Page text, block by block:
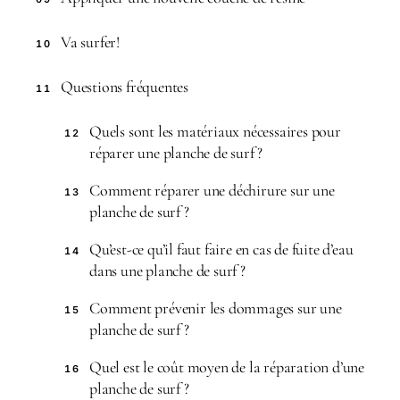
10 Va surfer!
11 Questions fréquentes
12
Quels sont les matériaux nécessaires pour
réparer une planche de surf ?
13
Comment réparer une déchirure sur une
planche de surf ?
14
Qu’est-ce qu’il faut faire en cas de fuite d’eau
dans une planche de surf ?
15
Comment prévenir les dommages sur une
planche de surf ?
16
Quel est le coût moyen de la réparation d’une
planche de surf ?